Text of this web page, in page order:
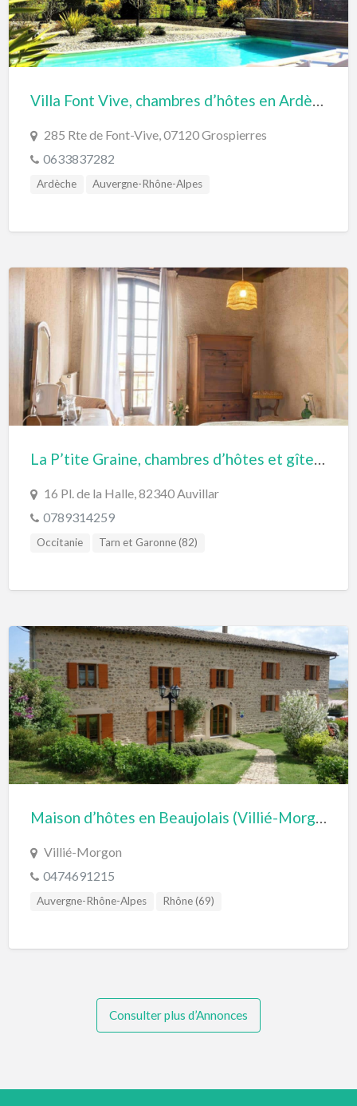
Villa Font Vive, chambres d’hôtes en Ardèche du sud (Grospierres)
285 Rte de Font-Vive, 07120 Grospierres
0633837282
Ardèche Auvergne-Rhône-Alpes
La P’tite Graine, chambres d’hôtes et gîte d’étape à Auvillar
16 Pl. de la Halle, 82340 Auvillar
0789314259
Occitanie Tarn et Garonne (82)
Maison d’hôtes en Beaujolais (Villié-Morgon, Rhône)
Villié-Morgon
0474691215
Auvergne-Rhône-Alpes Rhône (69)
Consulter plus d’Annonces